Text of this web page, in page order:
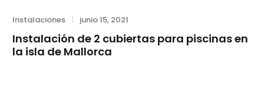
Category
Instalaciones
Posted
junio 15, 2021
Instalación de 2 cubiertas para piscinas en
la isla de Mallorca